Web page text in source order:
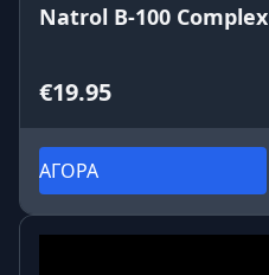
Natrol B-100 Complex
€19.95
ΑΓΟΡΑ